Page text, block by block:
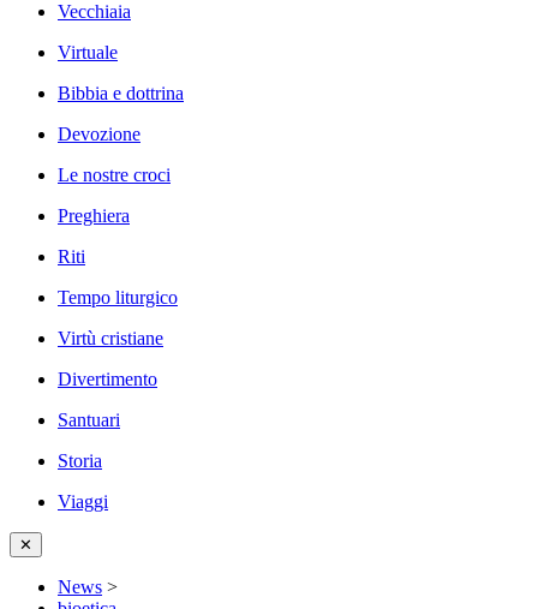
Vecchiaia
Virtuale
Bibbia e dottrina
Devozione
Le nostre croci
Preghiera
Riti
Tempo liturgico
Virtù cristiane
Divertimento
Santuari
Storia
Viaggi
✕
News >